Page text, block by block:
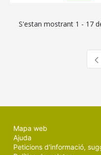
S'estan mostrant 1 - 17
Mapa web
Ajuda
Peticions d'informació,